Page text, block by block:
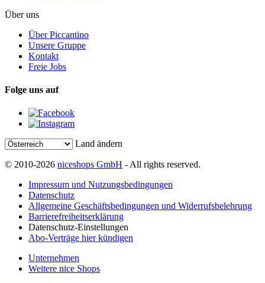
Über uns
Über Piccantino
Unsere Gruppe
Kontakt
Freie Jobs
Folge uns auf
Land ändern
© 2010-2026 niceshops GmbH - All rights reserved.
Impressum und Nutzungsbedingungen
Datenschutz
Allgemeine Geschäftsbedingungen und Widerrufsbelehrung
Barrierefreiheitserklärung
Datenschutz-Einstellungen
Abo-Verträge hier kündigen
Unternehmen
Weitere nice Shops